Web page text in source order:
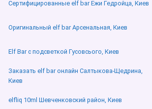
Сертифицированные elf bar Ежи Гедройца, Киев
Оригинальный elf bar Арсенальная, Киев
Elf Bar с подсветкой Гусовсього, Киев
Заказать elf bar онлайн Салтыкова-Щедрина,
Киев
elfliq 10ml Шевченковский район, Киев